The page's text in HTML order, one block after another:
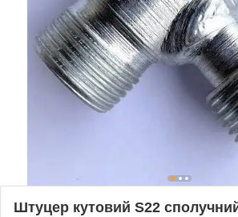
Штуцер кутовий S22